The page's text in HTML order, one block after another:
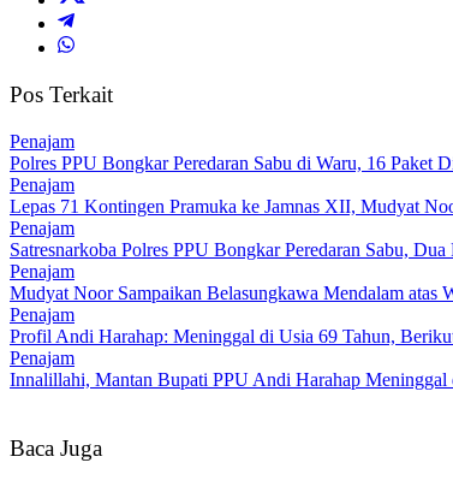
Pos Terkait
Penajam
Polres PPU Bongkar Peredaran Sabu di Waru, 16 Paket
Penajam
Lepas 71 Kontingen Pramuka ke Jamnas XII, Mudyat
Penajam
Satresnarkoba Polres PPU Bongkar Peredaran Sabu,
Penajam
Mudyat Noor Sampaikan Belasungkawa Mendalam atas
Penajam
Profil Andi Harahap: Meninggal di Usia 69 Tahun,
Penajam
Innalillahi, Mantan Bupati PPU Andi Harahap Meninggal
Baca Juga